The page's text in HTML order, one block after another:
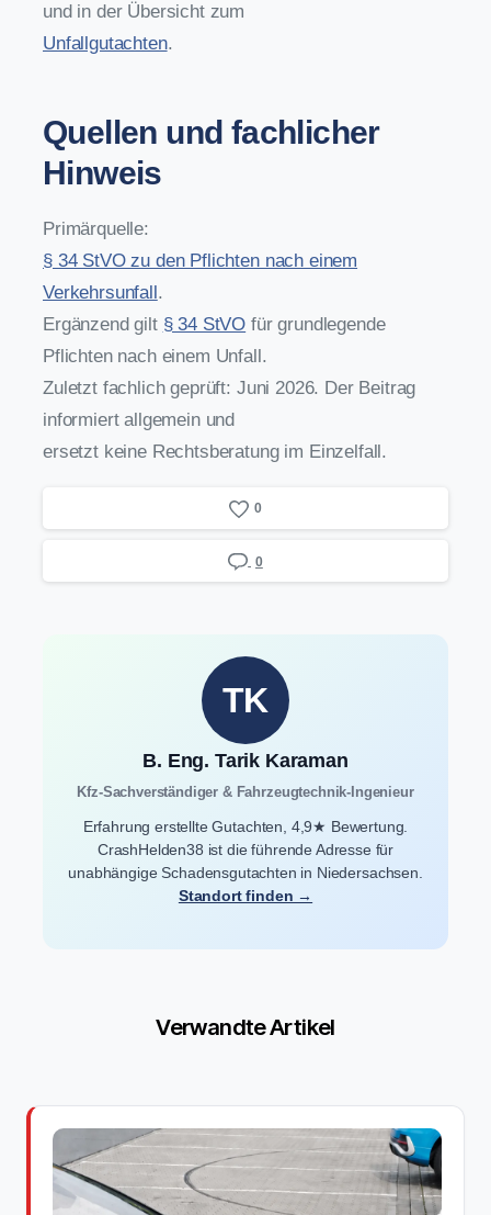
und in der Übersicht zum
Unfallgutachten.
Quellen und fachlicher
Hinweis
Primärquelle:
§ 34 StVO zu den Pflichten nach einem
Verkehrsunfall.
Ergänzend gilt § 34 StVO für grundlegende
Pflichten nach einem Unfall.
Zuletzt fachlich geprüft: Juni 2026. Der Beitrag
informiert allgemein und
ersetzt keine Rechtsberatung im Einzelfall.
0
0
TK
B. Eng. Tarik Karaman
Kfz-Sachverständiger & Fahrzeugtechnik-Ingenieur
Erfahrung erstellte Gutachten, 4,9★ Bewertung.
CrashHelden38 ist die führende Adresse für
unabhängige Schadensgutachten in Niedersachsen.
Standort finden →
Verwandte Artikel